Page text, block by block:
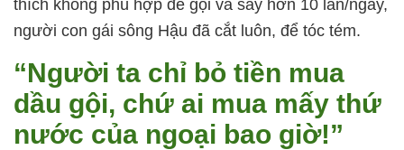
thích không phù hợp để gội và sấy hơn 10 lần/ngày,
người con gái sông Hậu đã cắt luôn, để tóc tém.
“Người ta chỉ bỏ tiền mua
dầu gội, chứ ai mua mấy thứ
nước của ngoại bao giờ!”